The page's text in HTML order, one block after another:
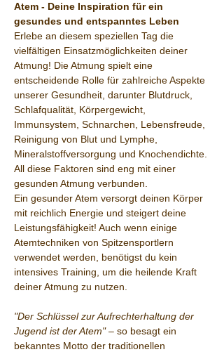
Atem - Deine Inspiration für ein
gesundes und entspanntes Leben
Erlebe an diesem speziellen Tag die
vielfältigen Einsatzmöglichkeiten deiner
Atmung! Die Atmung spielt eine
entscheidende Rolle für zahlreiche Aspekte
unserer Gesundheit, darunter Blutdruck,
Schlafqualität, Körpergewicht,
Immunsystem, Schnarchen, Lebensfreude,
Reinigung von Blut und Lymphe,
Mineralstoffversorgung und Knochendichte.
All diese Faktoren sind eng mit einer
gesunden Atmung verbunden.
Ein gesunder Atem versorgt deinen Körper
mit reichlich Energie und steigert deine
Leistungsfähigkeit! Auch wenn einige
Atemtechniken von Spitzensportlern
verwendet werden, benötigst du kein
intensives Training, um die heilende Kraft
deiner Atmung zu nutzen.
"Der Schlüssel zur Aufrechterhaltung der
Jugend ist der Atem" – so besagt ein
bekanntes Motto der traditionellen